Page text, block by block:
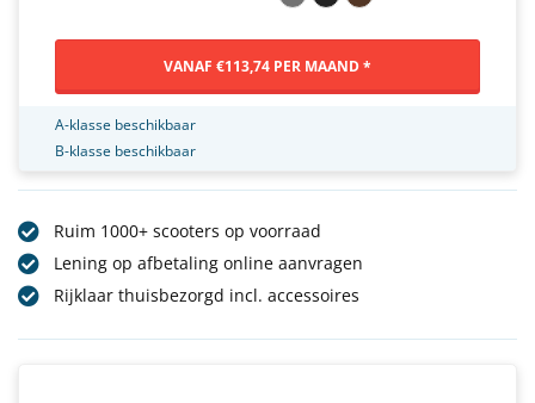
VANAF €113,74 PER MAAND *
A-klasse beschikbaar
B-klasse beschikbaar
Ruim 1000+ scooters op voorraad
Lening op afbetaling online aanvragen
Rijklaar thuisbezorgd incl. accessoires